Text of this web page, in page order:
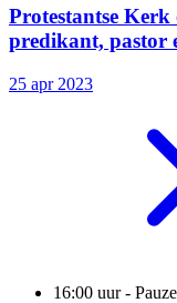
Protestantse
predikant, pastor
25 apr 2023
16:00 uur - Pauze